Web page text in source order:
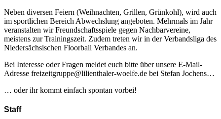
Neben diversen Feiern (Weihnachten, Grillen, Grünkohl), wird auch
im sportlichen Bereich Abwechslung angeboten. Mehrmals im Jahr
veranstalten wir Freundschaftsspiele gegen Nachbarvereine,
meistens zur Trainingszeit. Zudem treten wir in der Verbandsliga des
Niedersächsischen Floorball Verbandes an.
Bei Interesse oder Fragen meldet euch bitte über unsere E-Mail-
Adresse freizeitgruppe@lilienthaler-woelfe.de bei Stefan Jochens…
… oder ihr kommt einfach spontan vorbei!
Staff